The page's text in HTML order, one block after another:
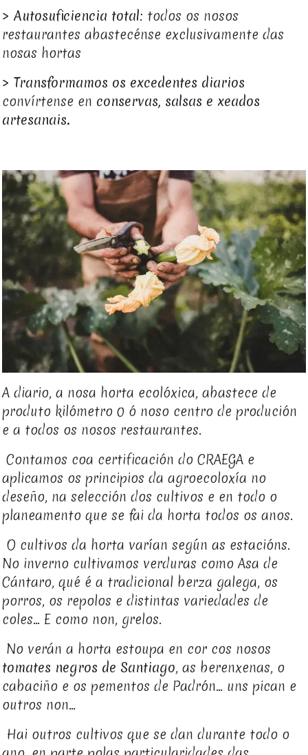
>Autosuficiencia total: todos os nosos
restaurantes abastecénse exclusivamente das
nosas hortas
>Transformamos os excedentes diarios
convírtense en conservas, salsas e xeados
artesanais.
A diario, a nosa horta ecolóxica, abastece de
produto kilómetro 0 ó noso centro de produción
e a todos os nosos restaurantes.
Contamos coa certificación do CRAEGA e
aplicamos os principios da agroecoloxía no
deseño, na selección dos cultivos e en todo o
planeamento que se fai da horta todos os anos.
O cultivos da horta varían según as estacións.
No inverno cultivamos verduras como Asa de
Cántaro, qué é a tradicional berza galega, os
porros, os repolos e distintas variedades de
coles... E como non, grelos.
No verán a horta estoupa en cor cos nosos
tomates negros de Santiago, as berenxenas, o
cabaciño e os pementos de Padrón... uns pican e
outros non...
Hai outros cultivos que se dan durante todo o